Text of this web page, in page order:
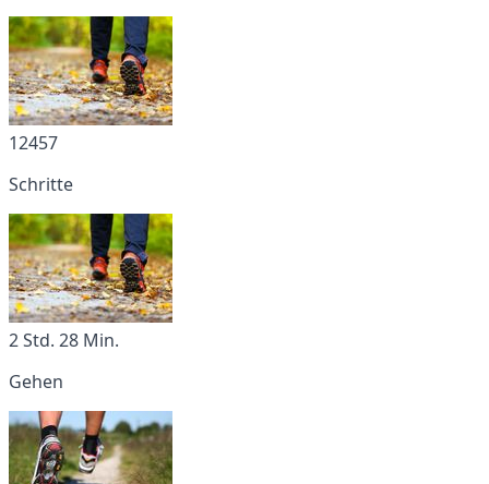
12457
Schritte
2 Std. 28 Min.
Gehen